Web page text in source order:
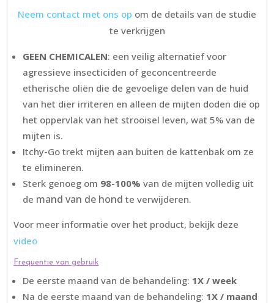
Neem contact met ons op om de details van de studie
te verkrijgen
GEEN CHEMICALEN: een veilig alternatief voor
agressieve insecticiden of geconcentreerde
etherische oliën die de gevoelige delen van de huid
van het dier irriteren en alleen de mijten doden die op
het oppervlak van het strooisel leven, wat 5% van de
mijten is.
Itchy-Go trekt mijten aan buiten de kattenbak om ze
te elimineren.
Sterk genoeg om 98-100%van de mijten volledig uit
de mand van de hondte verwijderen.
Voor meer informatie over het product, bekijk deze
video
Frequentie van gebruik
De eerste maand van de behandeling: 1X / week
Na de eerste maand van de behandeling: 1X / maand